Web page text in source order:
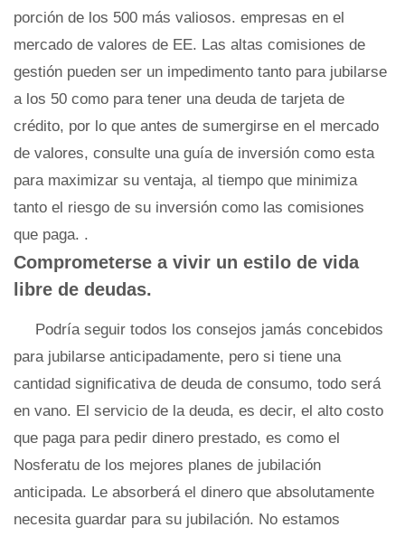
porción de los 500 más valiosos. empresas en el
mercado de valores de EE. Las altas comisiones de
gestión pueden ser un impedimento tanto para jubilarse
a los 50 como para tener una deuda de tarjeta de
crédito, por lo que antes de sumergirse en el mercado
de valores, consulte una guía de inversión como esta
para maximizar su ventaja, al tiempo que minimiza
tanto el riesgo de su inversión como las comisiones
que paga. .
Comprometerse a vivir un estilo de vida
libre de deudas.
Podría seguir todos los consejos jamás concebidos
para jubilarse anticipadamente, pero si tiene una
cantidad significativa de deuda de consumo, todo será
en vano. El servicio de la deuda, es decir, el alto costo
que paga para pedir dinero prestado, es como el
Nosferatu de los mejores planes de jubilación
anticipada. Le absorberá el dinero que absolutamente
necesita guardar para su jubilación. No estamos